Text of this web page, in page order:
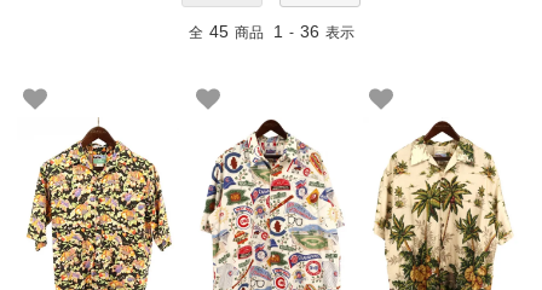
全 45 商品 1 - 36 表示